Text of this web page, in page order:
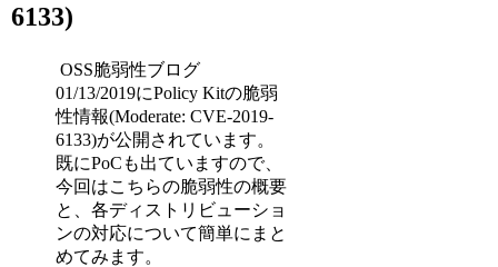
6133)
OSS脆弱性ブログ
01/13/2019にPolicy Kitの脆弱
性情報(Moderate: CVE-2019-
6133)が公開されています。
既にPoCも出ていますので、
今回はこちらの脆弱性の概要
と、各ディストリビューショ
ンの対応について簡単にまと
めてみます。